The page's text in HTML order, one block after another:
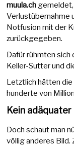
muula.ch
Verlustübernahme
Notfusion mit der
zurückgegeben.
Dafür rühmten sich
Keller-Sutter und
Letztlich hätten
hunderte von
Kein adäquater
Doch schaut man
völlig anderes Bild.